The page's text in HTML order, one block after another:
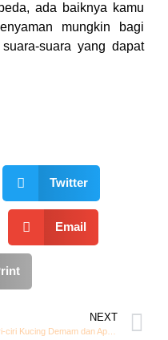
ada baiknya kamu
mungkin bagi
suara yang dapat
Twitter
Email
NEXT
Ciri-ciri Kucing Demam dan Apa yang Sebaiknya Dilakukan Segera Oleh Pemilik